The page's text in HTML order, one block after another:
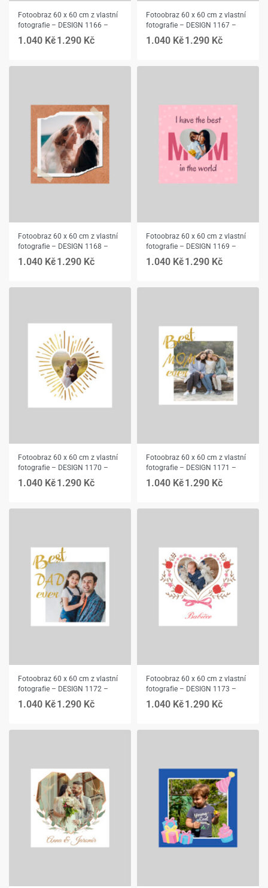
Fotoobraz 60 x 60 cm z vlastní
fotografie – DESIGN 1166 –
1.040 Kč1.290 Kč
Fotoobraz 60 x 60 cm z vlastní
fotografie – DESIGN 1167 –
1.040 Kč1.290 Kč
Fotoobraz 60 x 60 cm z vlastní
fotografie – DESIGN 1168 –
1.040 Kč1.290 Kč
Fotoobraz 60 x 60 cm z vlastní
fotografie – DESIGN 1169 –
1.040 Kč1.290 Kč
Fotoobraz 60 x 60 cm z vlastní
fotografie – DESIGN 1170 –
1.040 Kč1.290 Kč
Fotoobraz 60 x 60 cm z vlastní
fotografie – DESIGN 1171 –
1.040 Kč1.290 Kč
Fotoobraz 60 x 60 cm z vlastní
fotografie – DESIGN 1172 –
1.040 Kč1.290 Kč
Fotoobraz 60 x 60 cm z vlastní
fotografie – DESIGN 1173 –
1.040 Kč1.290 Kč